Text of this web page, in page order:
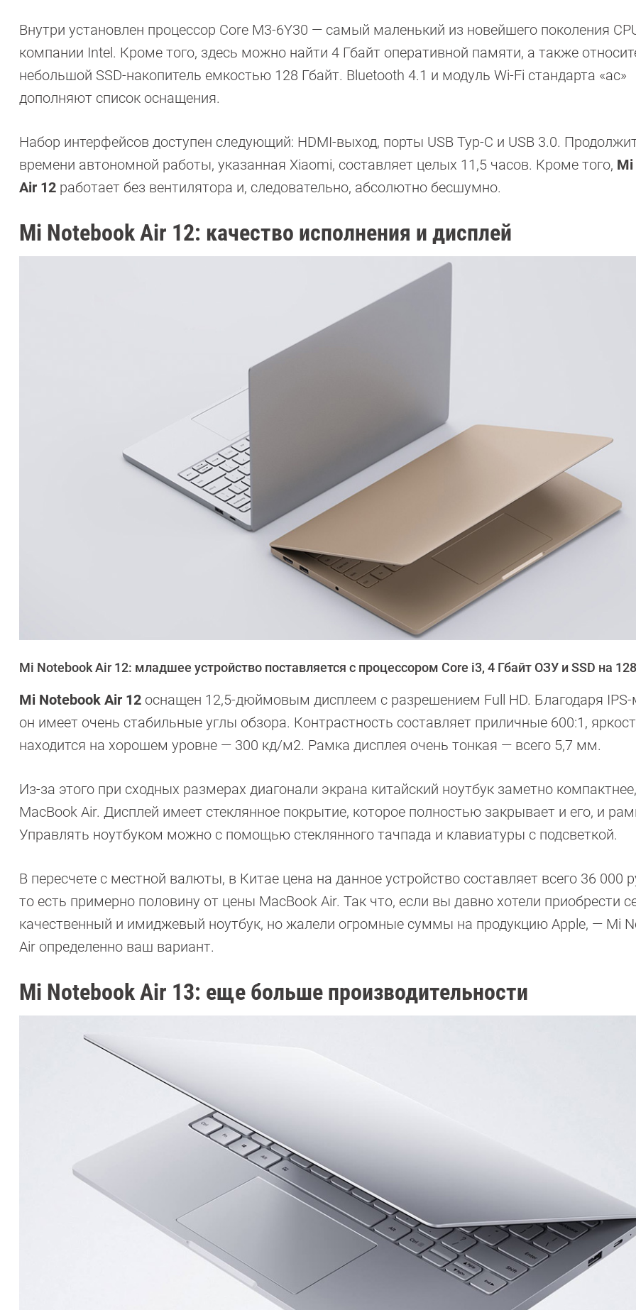
Внутри установлен процессор Core M3-6Y30 — самый маленький из новейшего поколения
компании Intel. Кроме того, здесь можно найти 4 Гбайт оперативной памяти, а также
небольшой SSD-накопитель емкостью 128 Гбайт. Bluetooth 4.1 и модуль Wi-Fi стандарта «ac»
дополняют список оснащения.
Набор интерфейсов доступен следующий: HDMI-выход, порты USB Typ-C и USB 3.0.
времени автономной работы, указанная Xiaomi, составляет целых 11,5 часов. Кроме того, Mi
Air 12 работает без вентилятора и, следовательно, абсолютно бесшумно.
Mi Notebook Air 12: качество исполнения и дисплей
Mi Notebook Air 12: младшее устройство поставляется с процессором Core i3, 4 Гбайт ОЗУ и SSD на
Mi Notebook Air 12 оснащен 12,5-дюймовым дисплеем с разрешением Full HD. Благодаря
он имеет очень стабильные углы обзора. Контрастность составляет приличные 600:1,
находится на хорошем уровне — 300 кд/м2. Рамка дисплея очень тонкая — всего 5,7 мм.
Из-за этого при сходных размерах диагонали экрана китайский ноутбук заметно
MacBook Air. Дисплей имеет стеклянное покрытие, которое полностью закрывает и его, и
Управлять ноутбуком можно с помощью стеклянного тачпада и клавиатуры с подсветкой.
В пересчете с местной валюты, в Китае цена на данное устройство составляет всего 36 000
то есть примерно половину от цены MacBook Air. Так что, если вы давно хотели приобрести
качественный и имиджевый ноутбук, но жалели огромные суммы на продукцию Apple, — Mi
Air определенно ваш вариант.
Mi Notebook Air 13: еще больше производительности